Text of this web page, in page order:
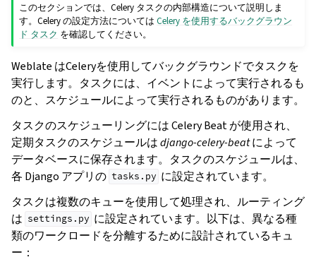
このセクションでは、Celery タスクの内部構造について説明しま
す。Celery の設定方法についてはCelery を使用するバックグラウン
ド タスク を確認してください。
Weblate はCeleryを使用してバックグラウンドでタスクを
実行します。タスクには、イベントによって実行されるも
のと、スケジュールによって実行されるものがあります。
タスクのスケジューリングには Celery Beat が使用され、
定期タスクのスケジュールはdjango-celery-beatによって
データベースに保存されます。タスクのスケジュールは、
各 Django アプリの tasks.py に設定されています。
タスクは複数のキューを使用して処理され、ルーティング
は settings.py に設定されています。以下は、異なる種
類のワークロードを分離するために設計されているキュ
ー：